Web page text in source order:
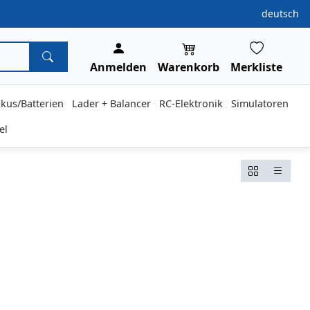
deutsch
Anmelden Warenkorb Merkliste
Batterien Lader + Balancer RC-Elektronik
Simulatoren